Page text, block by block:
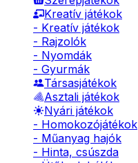
Kreatív játékok
- Kreatív játékok
- Rajzolók
- Nyomdák
- Gyurmák
Társasjátékok
Asztali játékok
Nyári játékok
- Homokozójátékok
- Műanyag hajók
- Hinta, csúszda